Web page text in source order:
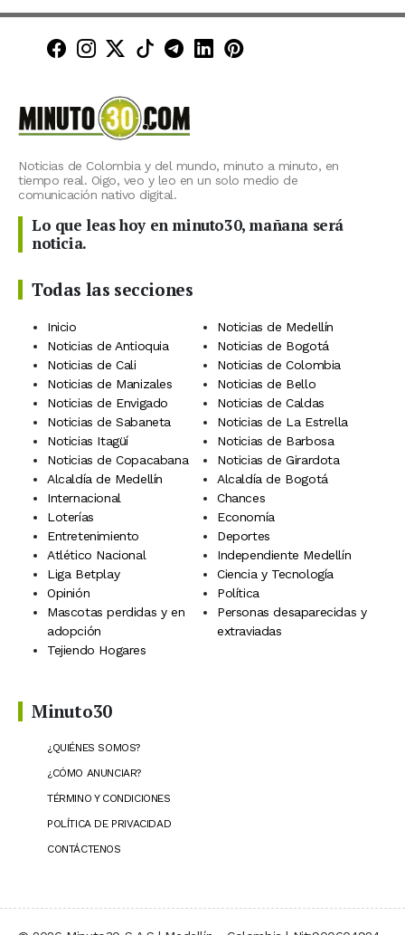
Minuto30 en Facebook
Minuto30 en Instagram
Minuto30 en X (Twitter)
Minuto30 en TikTok
Canal de Minuto30 en
Minuto30 en LinkedIn
Minuto30 en
Noticias de Colombia y del mundo, minuto a minuto, en
tiempo real. Oigo, veo y leo en un solo medio de
comunicación nativo digital.
Lo que leas hoy en minuto30, mañana será
noticia.
Todas las secciones
Inicio
Noticias de Medellín
Noticias de Antioquia
Noticias de Bogotá
Noticias de Cali
Noticias de Colombia
Noticias de Manizales
Noticias de Bello
Noticias de Envigado
Noticias de Caldas
Noticias de Sabaneta
Noticias de La Estrella
Noticias Itagüí
Noticias de Barbosa
Noticias de Copacabana
Noticias de Girardota
Alcaldía de Medellín
Alcaldía de Bogotá
Internacional
Chances
Loterías
Economía
Entretenimiento
Deportes
Atlético Nacional
Independiente Medellín
Liga Betplay
Ciencia y Tecnología
Opinión
Política
Mascotas perdidas y en
adopción
Personas desaparecidas y
extraviadas
Tejiendo Hogares
Minuto30
¿QUIÉNES SOMOS?
¿CÓMO ANUNCIAR?
TÉRMINO Y CONDICIONES
POLÍTICA DE PRIVACIDAD
CONTÁCTENOS